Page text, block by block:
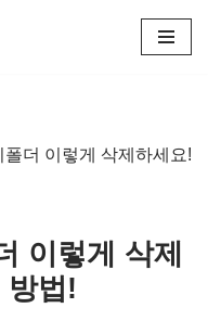
더 이렇게 삭제하세요!
이렇게 삭제
방법!